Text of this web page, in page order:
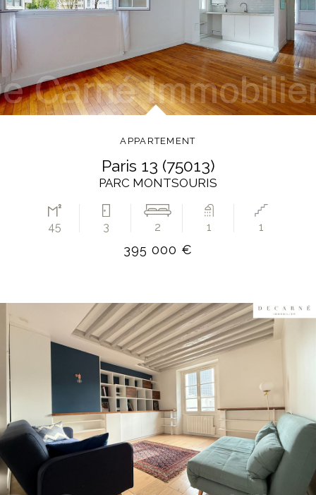
APPARTEMENT
paris 13 (75013)
PARC MONTSOURIS
45 3 2 1 1
395 000 €